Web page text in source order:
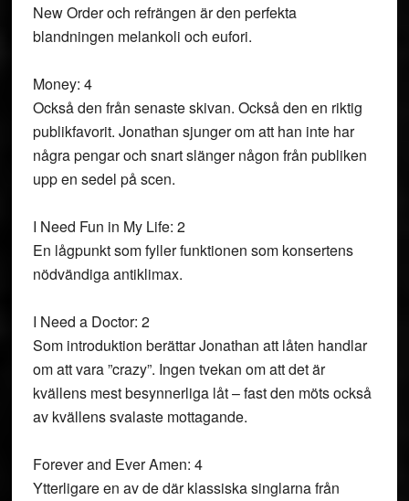
New Order och refrängen är den perfekta
blandningen melankoli och eufori.
Money: 4
Också den från senaste skivan. Också den en riktig
publikfavorit. Jonathan sjunger om att han inte har
några pengar och snart slänger någon från publiken
upp en sedel på scen.
I Need Fun in My Life: 2
En lågpunkt som fyller funktionen som konsertens
nödvändiga antiklimax.
I Need a Doctor: 2
Som introduktion berättar Jonathan att låten handlar
om att vara ”crazy”. Ingen tvekan om att det är
kvällens mest besynnerliga låt – fast den möts också
av kvällens svalaste mottagande.
Forever and Ever Amen: 4
Ytterligare en av de där klassiska singlarna från